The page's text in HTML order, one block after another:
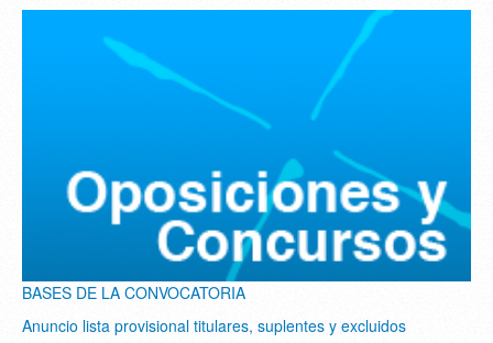
BASES DE LA CONVOCATORIA
Anuncio lista provisional titulares, suplentes y excluidos